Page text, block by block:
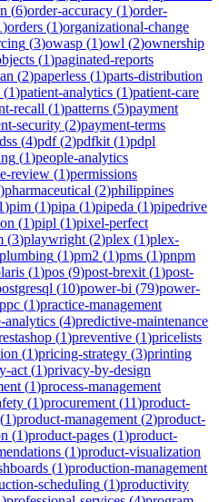
(6)order-accuracy (1)order-
)orders (1)organizational-change
(3)owasp (1)owl (2)ownership
(1)paginated-reports
(2)paperless (1)parts-distribution
(1)patient-analytics (1)patient-care
recall (1)patterns (5)payment
security (2)payment-terms
(4)pdf(2)pdfkit (1)pdpl
(1)people-analytics
review (1)permissions
)pharmaceutical (2)philippines
)pim (1)pipa (1)pipeda (1)pipedrive
(1)pipl (1)pixel-perfect
(3)playwright (2)plex (1)plex-
plumbing (1)pm2 (1)pms (1)pnpm
(1)pos (9)post-brexit (1)post-
(10)power-bi (79)power-
ppc (1)practice-management
analytics (4)predictive-maintenance
(1)preventive (1)pricelists
(1)pricing-strategy (3)printing
act (1)privacy-by-design
(1)process-management
(1)procurement (11)product-
(1)product-management (2)product-
(1)product-pages (1)product-
(1)product-visualization
(1)production-management
scheduling (1)productivity